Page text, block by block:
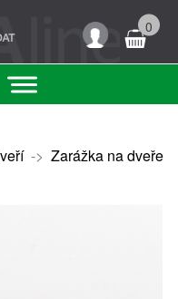
0
-> Zarážka na dveře